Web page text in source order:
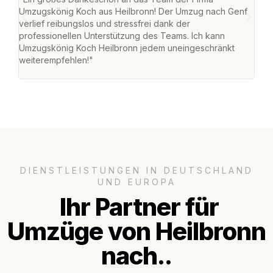
Umzugskönig Koch aus Heilbronn! Der Umzug nach Genf
verlief reibungslos und stressfrei dank der
professionellen Unterstützung des Teams. Ich kann
Umzugskönig Koch Heilbronn jedem uneingeschränkt
weiterempfehlen!"
DIENSTLEISTUNGEN IN DEUTSCHLAND
UND EUROPA
Ihr Partner für
Umzüge von Heilbronn
nach..